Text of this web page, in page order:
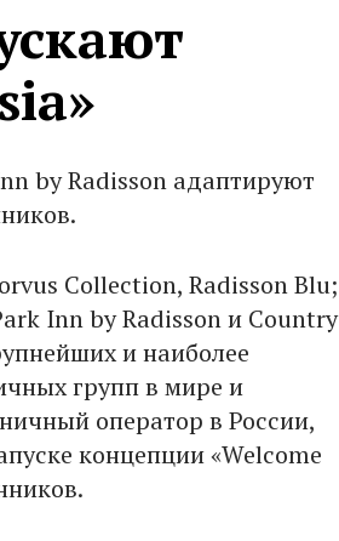
by Radisson адаптируют
Collection, Radisson Blu;
Inn by Radisson и Country
и наиболее
групп в мире и
оператор в России,
концепции «Welcome